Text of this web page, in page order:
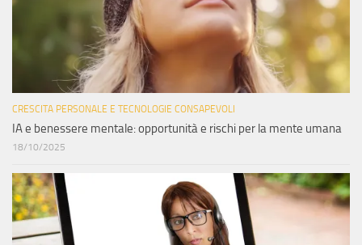
CRESCITA PERSONALE E TECNOLOGIE CONSAPEVOLI
IA e benessere mentale: opportunità e rischi per la mente umana
18/10/2025